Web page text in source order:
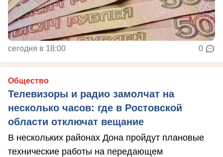
сегодня в 18:00 0
Общество
Телевизоры и радио замолчат на
несколько часов: где в Ростовской
области отключат вещание
В нескольких районах Дона пройдут плановые
технические работы на передающем